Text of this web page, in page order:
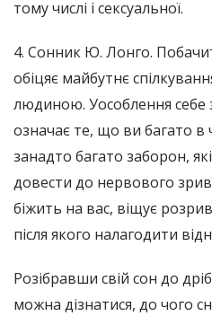
тому числі і сексуальної.
4. Сонник Ю. Лонго.
обіцяє майбутнє
людиною. Уособлення себе
означає те, що ви багато в
занадто багато заборон,
довести до нервового
біжить на вас, віщує
після якого налагодити
Розібравши свій сон до
можна дізнатися, до чого